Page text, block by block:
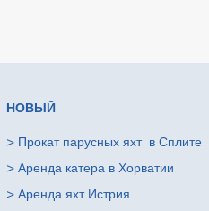
НОВЫЙ
> Прокат парусных яхт в Сплите
> Аренда катера в Хорватии
> Аренда яхт Истрия